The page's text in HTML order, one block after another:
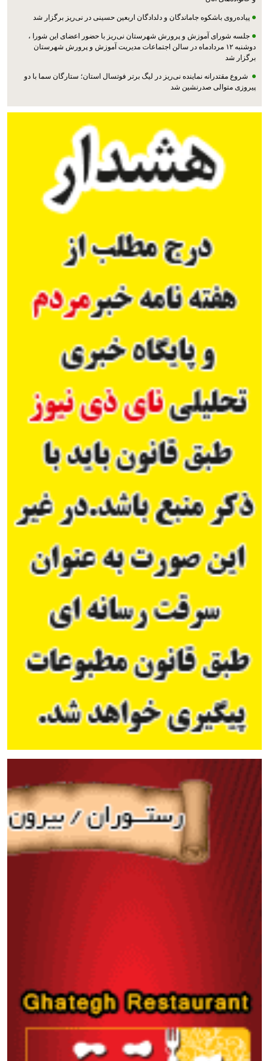
پیاده‌روی باشکوه جاماندگان و دلدادگان اربعین حسینی در نی‌ریز برگزار شد
جلسه شورای آموزش و پرورش شهرستان نی‌ریز با حضور اعضای این شورا ،
دوشنبه ۱۲ مردادماه در سالن اجتماعات مدیریت آموزش و پرورش شهرستان
برگزار شد
شروع مقتدرانه نماینده نی‌ریز در لیگ برتر فوتسال استان؛ ستارگان سما با دو
پیروزی متوالی صدرنشین شد